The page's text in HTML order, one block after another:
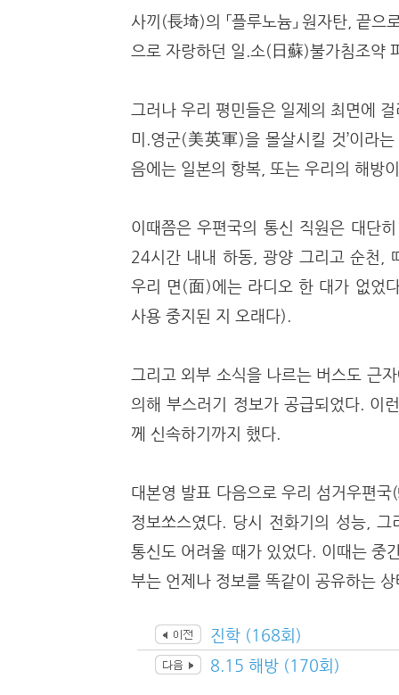
사끼(長埼)의 「플루노늄」 원자탄, 끝
으로 자랑하던 일.소(日蘇)불가침조약
그러나 우리 평민들은 일제의 최면에
미.영군(美英軍)을 몰살시킬 것’이라
음에는 일본의 항복, 또는 우리의 해방
이때쯤은 우편국의 통신 직원은 대단
24시간 내내 하동, 광양 그리고 순천,
우리 면(面)에는 라디오 한 대가 없었
사용 중지된 지 오래다).
그리고 외부 소식을 나르는 버스도 근
의해 부스러기 정보가 공급되었다. 이
께 신속하기까지 했다.
대본영 발표 다음으로 우리 섬거우편
정보쏘스였다. 당시 전화기의 성능,
통신도 어려울 때가 있었다. 이때는 중
부는 언제나 정보를 똑같이 공유하는
진학 (168회)
8.15 해방 (170회)